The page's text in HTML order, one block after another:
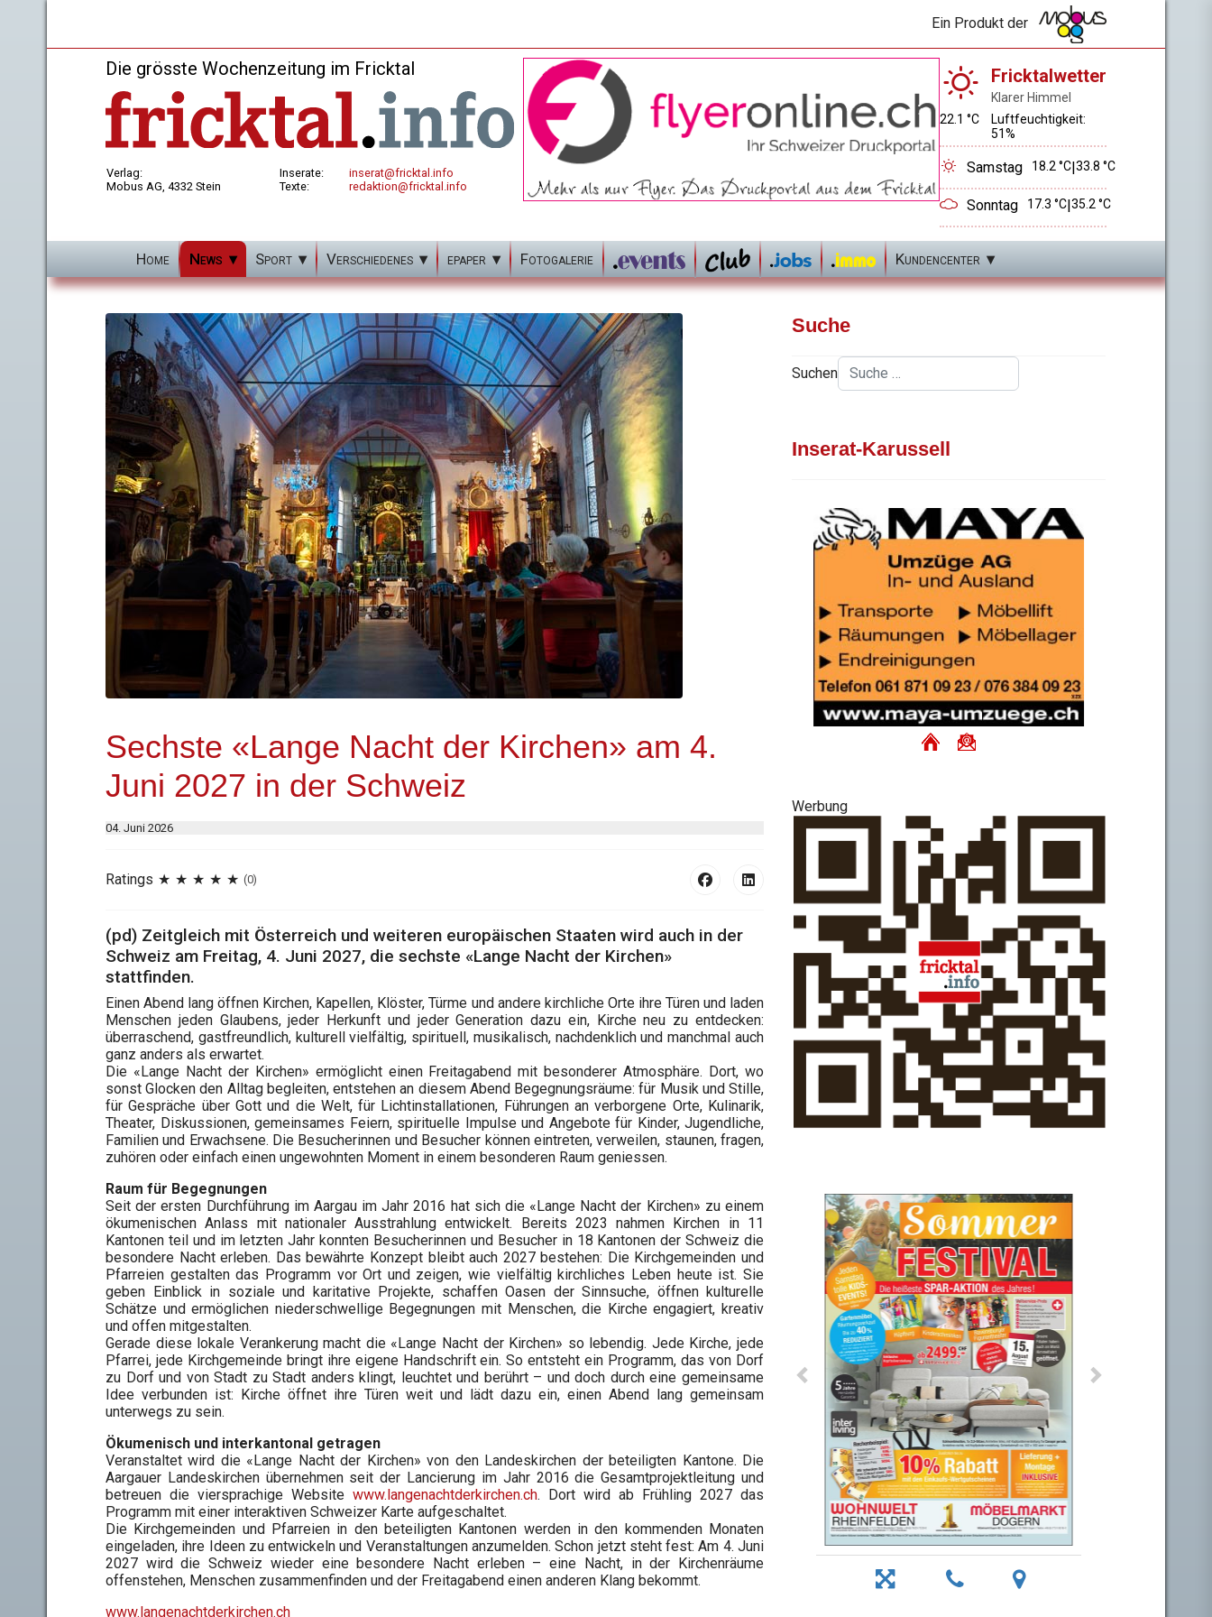
Ein Produkt der
Die grösste Wochenzeitung im Fricktal
Verlag:
Mobus AG, 4332 Stein
Inserate:
Texte:
inserat@fricktal.info
redaktion@fricktal.info
Fricktalwetter
Klarer Himmel
22.1 °C
Luftfeuchtigkeit:
51%
Samstag 18.2 °C|33.8 °C
Sonntag 17.3 °C|35.2 °C
Home News Sport Verschiedenes epaper Fotogalerie Kundencenter
Sechste «Lange Nacht der Kirchen» am 4.
Juni 2027 in der Schweiz
04. Juni 2026
Ratings (0)
(pd) Zeitgleich mit Österreich und weiteren europäischen Staaten wird auch in der
Schweiz am Freitag, 4. Juni 2027, die sechste «Lange Nacht der Kirchen»
stattfinden.
Einen Abend lang öffnen Kirchen, Kapellen, Klöster, Türme und andere kirchliche Orte ihre Türen und laden
Menschen jeden Glaubens, jeder Herkunft und jeder Generation dazu ein, Kirche neu zu entdecken:
überraschend, gastfreundlich, kulturell vielfältig, spirituell, musikalisch, nachdenklich und manchmal auch
ganz anders als erwartet.
Die «Lange Nacht der Kirchen» ermöglicht einen Freitagabend mit besonderer Atmosphäre. Dort, wo
sonst Glocken den Alltag begleiten, entstehen an diesem Abend Begegnungsräume: für Musik und Stille,
für Gespräche über Gott und die Welt, für Lichtinstallationen, Führungen an verborgene Orte, Kulinarik,
Theater, Diskussionen, gemeinsames Feiern, spirituelle Impulse und Angebote für Kinder, Jugendliche,
Familien und Erwachsene. Die Besucherinnen und Besucher können eintreten, verweilen, staunen, fragen,
zuhören oder einfach einen ungewohnten Moment in einem besonderen Raum geniessen.
Raum für Begegnungen
Seit der ersten Durchführung im Aargau im Jahr 2016 hat sich die «Lange Nacht der Kirchen» zu einem
ökumenischen Anlass mit nationaler Ausstrahlung entwickelt. Bereits 2023 nahmen Kirchen in 11
Kantonen teil und im letzten Jahr konnten Besucherinnen und Besucher in 18 Kantonen der Schweiz die
besondere Nacht erleben. Das bewährte Konzept bleibt auch 2027 bestehen: Die Kirchgemeinden und
Pfarreien gestalten das Programm vor Ort und zeigen, wie vielfältig kirchliches Leben heute ist. Sie
geben Einblick in soziale und karitative Projekte, schaffen Oasen der Sinnsuche, öffnen kulturelle
Schätze und ermöglichen niederschwellige Begegnungen mit Menschen, die Kirche engagiert, kreativ
und offen mitgestalten.
Gerade diese lokale Verankerung macht die «Lange Nacht der Kirchen» so lebendig. Jede Kirche, jede
Pfarrei, jede Kirchgemeinde bringt ihre eigene Handschrift ein. So entsteht ein Programm, das von Dorf
zu Dorf und von Stadt zu Stadt anders klingt, leuchtet und berührt – und doch durch eine gemeinsame
Idee verbunden ist: Kirche öffnet ihre Türen weit und lädt dazu ein, einen Abend lang gemeinsam
unterwegs zu sein.
Ökumenisch und interkantonal getragen
Veranstaltet wird die «Lange Nacht der Kirchen» von den Landeskirchen der beteiligten Kantone. Die
Aargauer Landeskirchen übernehmen seit der Lancierung im Jahr 2016 die Gesamtprojektleitung und
betreuen die viersprachige Website www.langenachtderkirchen.ch. Dort wird ab Frühling 2027 das
Programm mit einer interaktiven Schweizer Karte aufgeschaltet.
Die Kirchgemeinden und Pfarreien in den beteiligten Kantonen werden in den kommenden Monaten
eingeladen, ihre Ideen zu entwickeln und Veranstaltungen anzumelden. Schon jetzt steht fest: Am 4. Juni
2027 wird die Schweiz wieder eine besondere Nacht erleben – eine Nacht, in der Kirchenräume
offenstehen, Menschen zusammenfinden und der Freitagabend einen anderen Klang bekommt.
www.langenachtderkirchen.ch
Suche
Suchen
Inserat-Karussell
Werbung